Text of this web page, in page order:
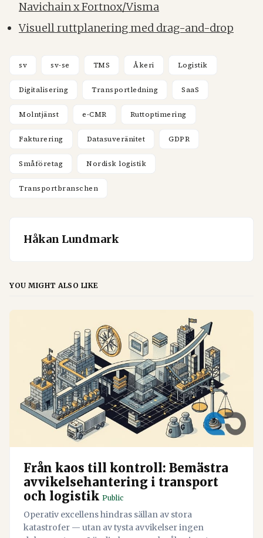
Navichain x Fortnox/Visma
Visuell ruttplanering med drag-and-drop
sv sv-se TMS Åkeri Logistik
Digitalisering Transportledning SaaS
Molntjänst e-CMR Ruttoptimering
Fakturering Datasuveränitet GDPR
Småföretag Nordisk logistik
Transportbranschen
Håkan Lundmark
YOU MIGHT ALSO LIKE
Från kaos till kontroll: Bemästra
avvikelsehantering i transport
och logistik Public
Operativ excellens hindras sällan av stora
katastrofer — utan av tysta avvikelser ingen